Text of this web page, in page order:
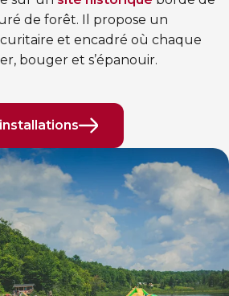
de forêt. Il propose un
et encadré où chaque
bouger et s’épanouir.